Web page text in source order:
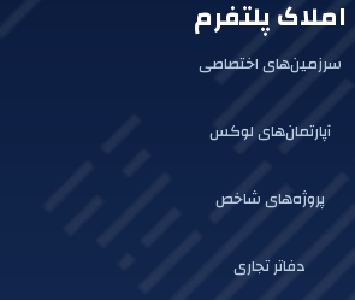
املاک پلتفرم
سرزمین‌های اختصاصی
آپارتمان‌های لوکس
پروژه‌های شاخص
دفاتر تجاری